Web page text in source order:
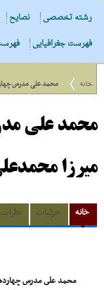
رشته تخصصی
نصایح
فهرست جغرافیایی
خانه محمد علی مدرس
محمد علی
میرزا
خانه جزئیات نظرات
محمد على مدرس